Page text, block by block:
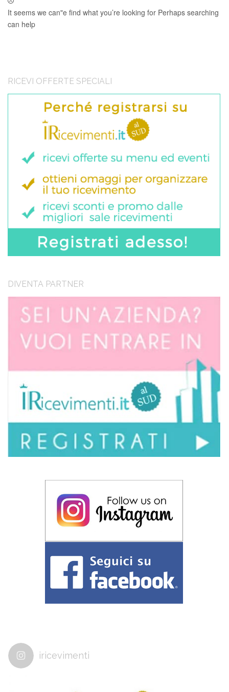
It seems we can"e find what you’re looking for Perhaps searching
can help
RICEVI OFFERTE SPECIALI
DIVENTA PARTNER
iricevimenti